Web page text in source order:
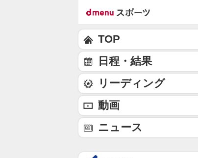
TOP
日程・結果
リーディング
動画
ニュース